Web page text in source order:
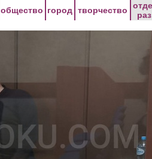
общество город творчество